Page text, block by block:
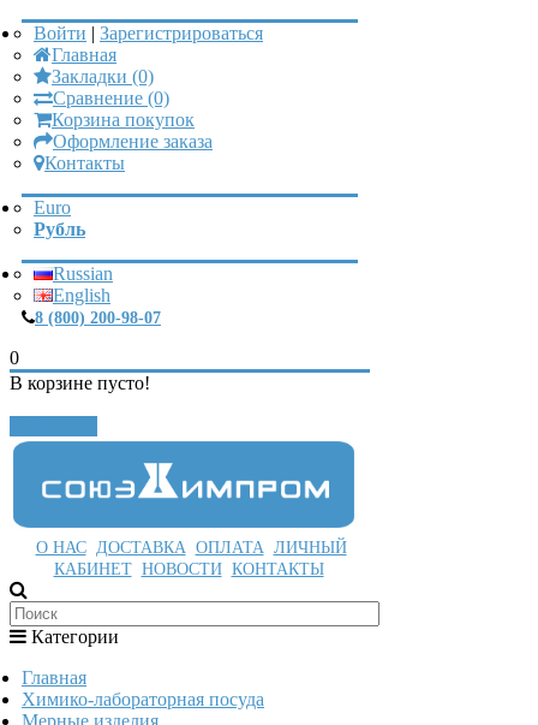
Войти | Зарегистрироваться
Главная
Закладки (0)
Сравнение (0)
Корзина покупок
Оформление заказа
Контакты
Euro
Рубль
Russian
English
8 (800) 200-98-07
0
В корзине пусто!
О НАС ДОСТАВКА ОПЛАТА ЛИЧНЫЙ
КАБИНЕТ НОВОСТИ КОНТАКТЫ
Категории
Главная
Химико-лабораторная посуда
Мерные изделия